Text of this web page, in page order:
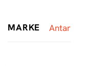
MARKE Antar